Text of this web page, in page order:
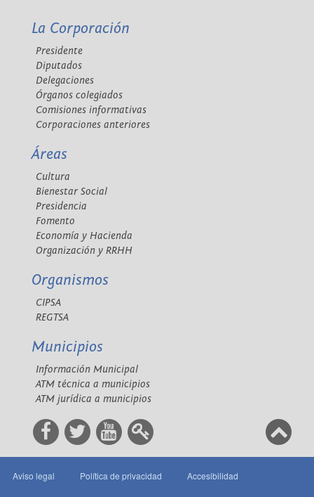
La Corporación
Presidente
Diputados
Delegaciones
Órganos colegiados
Comisiones informativas
Corporaciones anteriores
Áreas
Cultura
Bienestar Social
Presidencia
Fomento
Economía y Hacienda
Organización y RRHH
Organismos
CIPSA
REGTSA
Municipios
Información Municipal
ATM técnica a municipios
ATM jurídica a municipios
Aviso legal Política de privacidad Accesibilidad